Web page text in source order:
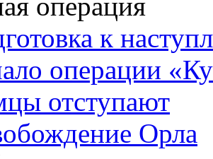
к
операции
отступают
Орла